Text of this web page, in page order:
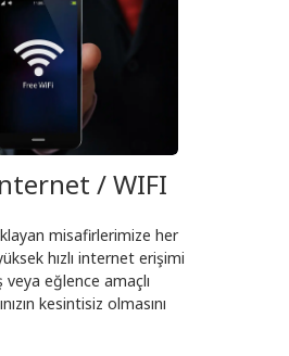
/ WIFI
misafirlerimize her
hızlı internet erişimi
veya eğlence amaçlı
kesintisiz olmasını